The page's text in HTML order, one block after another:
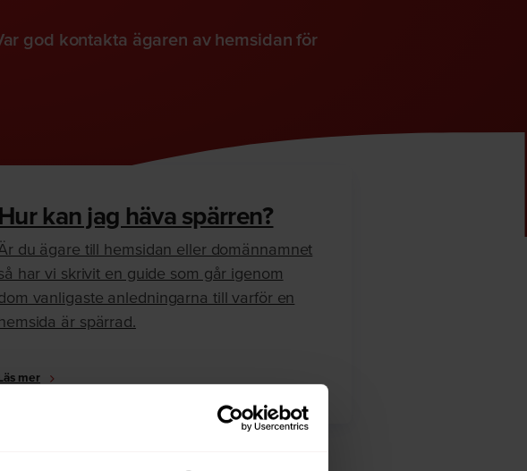
god kontakta ägaren av hemsidan för
Hur kan jag häva spärren?
du ägare till hemsidan eller domännamnet
har vi skrivit en guide som går igenom
vanligaste anledningarna till varför en
är spärrad.
mer